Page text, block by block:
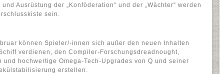
Ausrüstung der „Konföderation“ und der „Wächter“ werden
sein.
können Spieler/-innen sich außer den neuen Inhalten
verdienen, den Compiler-Forschungsdreadnought,
und hochwertige Omega-Tech-Upgrades von Q und seiner
erstellen.